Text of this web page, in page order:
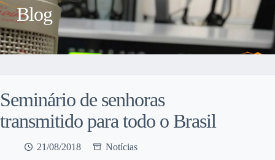
Blog
Seminário de senhoras
transmitido para todo o Brasil
21/08/2018 Notícias